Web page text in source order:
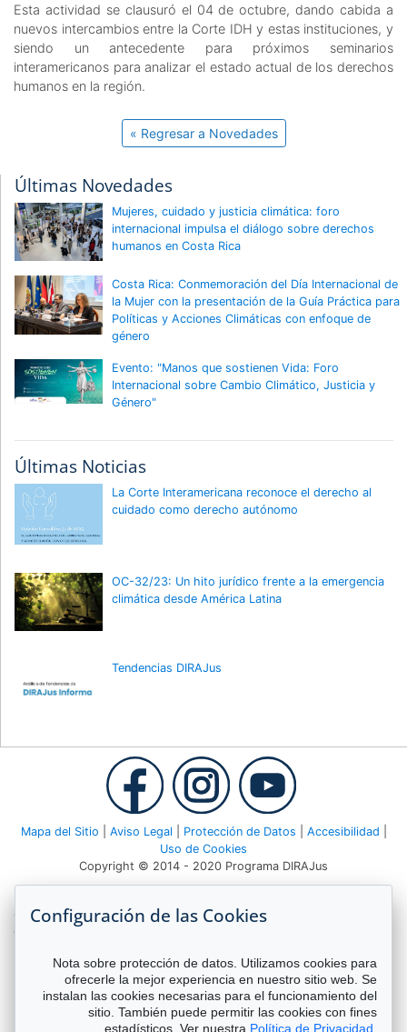
Esta actividad se clausuró el 04 de octubre, dando cabida a
nuevos intercambios entre la Corte IDH y estas instituciones, y
siendo un antecedente para próximos seminarios
interamericanos para analizar el estado actual de los derechos
humanos en la región.
« Regresar a Novedades
Últimas Novedades
Mujeres, cuidado y justicia climática: foro
internacional impulsa el diálogo sobre derechos
humanos en Costa Rica
Costa Rica: Conmemoración del Día Internacional de
la Mujer con la presentación de la Guía Práctica para
Políticas y Acciones Climáticas con enfoque de
género
Evento: "Manos que sostienen Vida: Foro
Internacional sobre Cambio Climático, Justicia y
Género"
Últimas Noticias
La Corte Interamericana reconoce el derecho al
cuidado como derecho autónomo
OC-32/23: Un hito jurídico frente a la emergencia
climática desde América Latina
Tendencias DIRAJus
Mapa del Sitio Aviso Legal Protección de Datos Accesibilidad
Uso de Cookies
Copyright © 2014 - 2020 Programa DIRAJus
GmbH Agencia GIZ Costa Rica Apartado 8-4190 1000 San José,
Costa Rica Teléfono:
Configuración de las Cookies
Nota sobre protección de datos. Utilizamos cookies para
ofrecerle la mejor experiencia en nuestro sitio web. Se
instalan las cookies necesarias para el funcionamiento del
sitio. También puede permitir las cookies con fines
estadísticos. Ver nuestra Política de Privacidad